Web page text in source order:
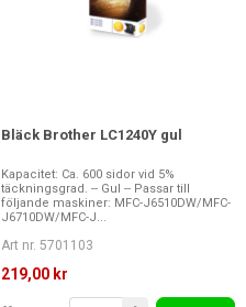
Bläck Brother LC1240Y gul
Kapacitet: Ca. 600 sidor vid 5%
täckningsgrad. -- Gul -- Passar till
följande maskiner: MFC-J6510DW/MFC-
J6710DW/MFC-J...
Art nr. 5701103
219,00 kr